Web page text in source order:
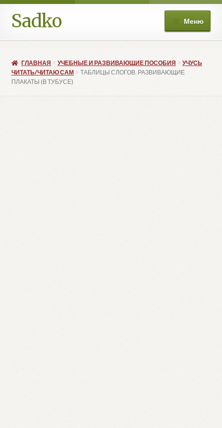
Перейти
к
навигации
Перейти
к
содержимому
Sadko Меню
Книжные подборки
Магазин
ГЛАВНАЯ УЧЕБНЫЕ И РАЗВИВАЮЩИЕ ПОСОБИЯ
УЧУСЬ
ЧИТАТЬ/ЧИТАЮ САМ
ТАБЛИЦЫ СЛОГОВ. РАЗВИВАЮЩИЕ
ПЛАКАТЫ (В ТУБУСЕ)